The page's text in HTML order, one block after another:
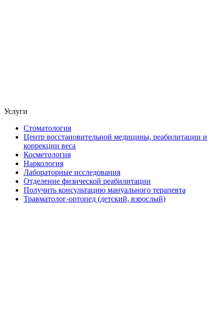
Услуги
Стоматология
Центр восстановительной медицины, реабилитации и
коррекции веса
Косметология
Наркология
Лабораторные исследования
Отделение физической реабилитации
Получить консультацию мануального терапевта
Травматолог-ортопед (детский, взрослый)